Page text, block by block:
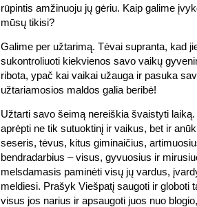
rūpintis amžinuoju jų gėriu. Kaip galime
mūsų tikisi?
Galime per užtarimą. Tėvai supranta, kad
sukontroliuoti kiekvienos savo vaikų
ribota, ypač kai vaikai užauga ir pasuka
užtariamosios maldos galia beribė!
Užtarti savo šeimą nereiškia švaistyti
aprėpti ne tik sutuoktinį ir vaikus, bet ir
seseris, tėvus, kitus giminaičius,
bendradarbius – visus, gyvuosius ir
melsdamasis paminėti visų jų vardus,
meldiesi. Prašyk Viešpatį saugoti ir globoti
visus jos narius ir apsaugoti juos nuo